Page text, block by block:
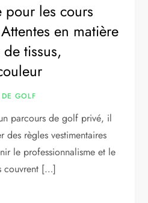
pour les cours
en matière
tissus,
GOLF
parcours de golf privé, il
des règles vestimentaires
le professionnalisme et le
couvrent […]